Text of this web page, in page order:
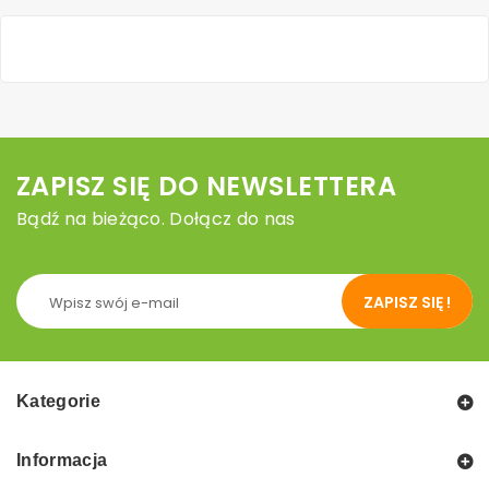
ZAPISZ SIĘ DO NEWSLETTERA
Bądź na bieżąco. Dołącz do nas
ZAPISZ SIĘ !
Kategorie
Informacja